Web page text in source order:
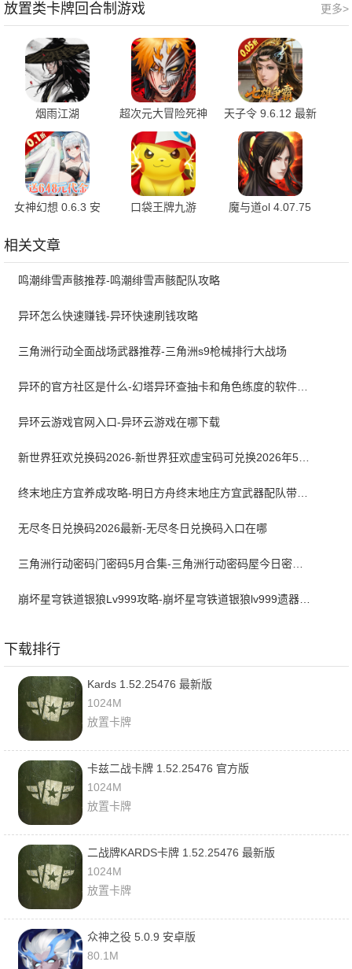
更多>
放置类卡牌回合制游戏
烟雨江湖
1.124.70807 最新
版
超次元大冒险死神
斩月 1.0.3 安卓版
天子令 9.6.12 最新
版
女神幻想 0.6.3 安
口袋王牌九游
魔与道ol 4.07.75
相关文章
鸣潮绯雪声骸推荐-鸣潮绯雪声骸配队攻略
异环怎么快速赚钱-异环快速刷钱攻略
三角洲行动全面战场武器推荐-三角洲s9枪械排行大战场
异环的官方社区是什么-幻塔异环查抽卡和角色练度的软件叫什么
异环云游戏官网入口-异环云游戏在哪下载
新世界狂欢兑换码2026-新世界狂欢虚宝码可兑换2026年5月最新
终末地庄方宜养成攻略-明日方舟终末地庄方宜武器配队带什么
无尽冬日兑换码2026最新-无尽冬日兑换码入口在哪
三角洲行动密码门密码5月合集-三角洲行动密码屋今日密码大全2026最新5月
崩坏星穹铁道银狼Lv999攻略-崩坏星穹铁道银狼lv999遗器词条带什么
下载排行
Kards 1.52.25476 最新版
1024M
放置卡牌
卡兹二战卡牌 1.52.25476 官方版
1024M
放置卡牌
二战牌KARDS卡牌 1.52.25476 最新版
1024M
放置卡牌
众神之役 5.0.9 安卓版
80.1M